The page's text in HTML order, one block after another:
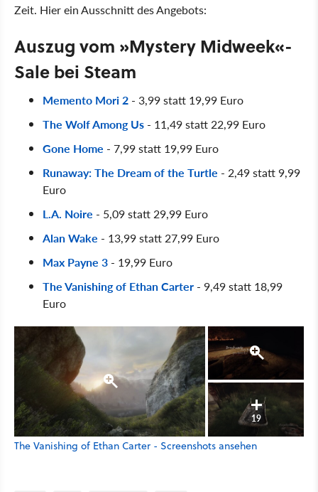
Zeit. Hier ein Ausschnitt des Angebots:
Auszug vom »Mystery Midweek«-
Sale bei Steam
Memento Mori 2 - 3,99 statt 19,99 Euro
The Wolf Among Us - 11,49 statt 22,99 Euro
Gone Home - 7,99 statt 19,99 Euro
Runaway: The Dream of the Turtle - 2,49 statt 9,99
Euro
L.A. Noire - 5,09 statt 29,99 Euro
Alan Wake - 13,99 statt 27,99 Euro
Max Payne 3 - 19,99 Euro
The Vanishing of Ethan Carter - 9,49 statt 18,99
Euro
19
The Vanishing of Ethan Carter - Screenshots ansehen